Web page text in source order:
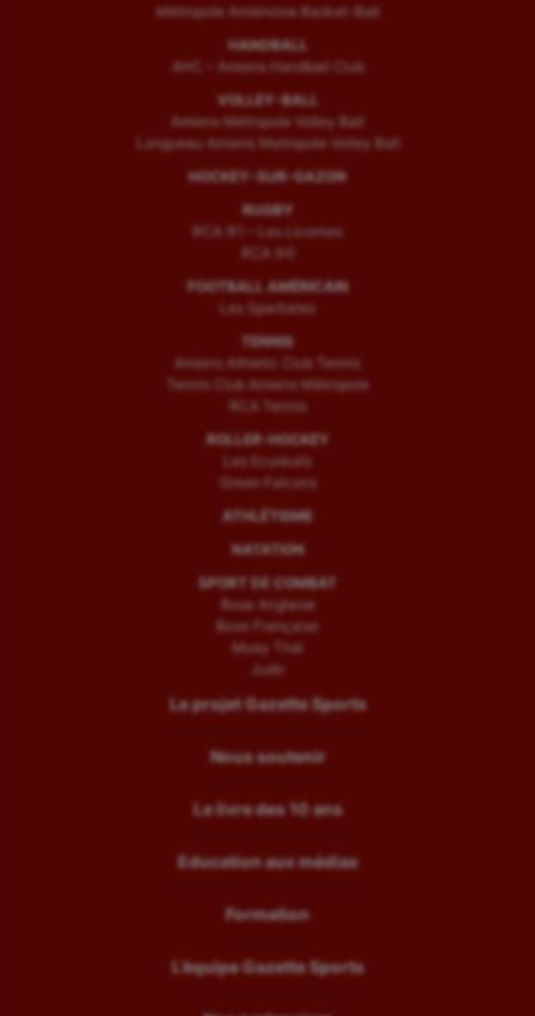
Métropole Amiénoise Basket-Ball
HANDBALL
AHC – Amiens Handball Club
VOLLEY-BALL
Amiens Métropole Volley Ball
Longueau Amiens Metropole Volley Ball
HOCKEY-SUR-GAZON
RUGBY
RCA (F) – Les Licornes
RCA (H)
FOOTBALL AMÉRICAIN
Les Spartiates
TENNIS
Amiens Athletic Club Tennis
Tennis Club Amiens Métropole
RCA Tennis
ROLLER-HOCKEY
Les Ecureuils
Green Falcons
ATHLÉTISME
NATATION
SPORT DE COMBAT
Boxe Anglaise
Boxe Française
Muay Thaï
Judo
Le projet Gazette Sports
Nous soutenir
Le livre des 10 ans
Education aux médias
Formation
L’équipe Gazette Sports